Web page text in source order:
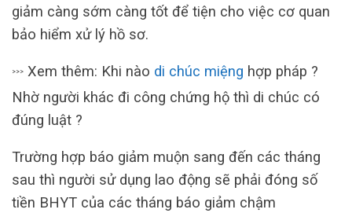
giảm càng sớm càng tốt để tiện cho việc cơ quan
bảo hiểm xử lý hồ sơ.
>>> Xem thêm: Khi nào di chúc miệng hợp pháp ?
Nhờ người khác đi công chứng hộ thì di chúc có
đúng luật ?
Trường hợp báo giảm muộn sang đến các tháng
sau thì người sử dụng lao động sẽ phải đóng số
tiền BHYT của các tháng báo giảm chậm